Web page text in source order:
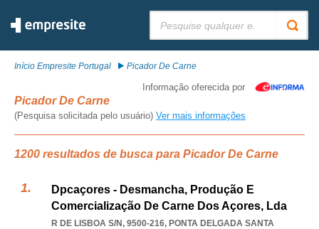
Início Empresite Portugal Picador De Carne
Informação oferecida por
Picador De Carne
(Pesquisa solicitada pelo usuário) Ver mais informações
1200 resultados de busca para Picador De Carne
Dpcaçores - Desmancha, Produção E
Comercialização De Carne Dos Açores, Lda
R DE LISBOA S/N, 9500-216, PONTA DELGADA SANTA